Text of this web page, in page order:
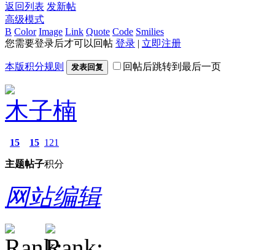
返回列表 发新帖
高级模式
B Color Image Link Quote Code Smilies
您需要登录后才可以回帖 登录 | 立即注册
本版积分规则 发表回复 回帖后跳转到最后一页
木子楠
15
主题
15
帖子
121
积分
网站编辑